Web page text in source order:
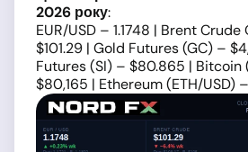
2026 року:
EUR/USD – 1.1748 | Brent
$101.29 | Gold Futures (GC) –
Futures (SI) – $80.865 | Bitcoin
$80,165 | Ethereum (ETH/USD)